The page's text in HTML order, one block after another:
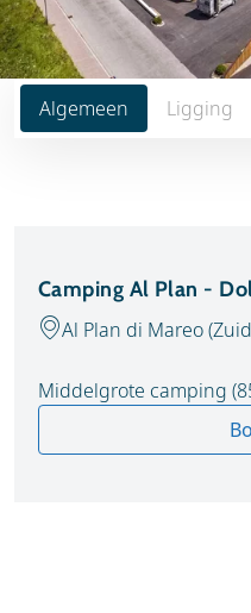
Algemeen Ligging
Camping Al Plan -
Al Plan di Mareo
Middelgrote camping